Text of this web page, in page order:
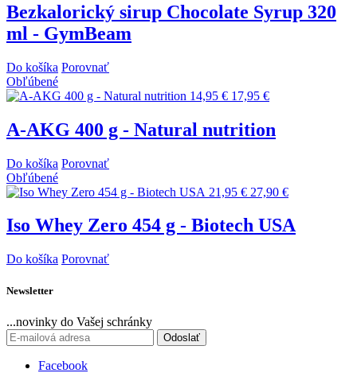
Bezkalorický sirup Chocolate Syrup 320
ml - GymBeam
Do košíka Porovnať
Obľúbené
14,95 € 17,95 €
A-AKG 400 g - Natural nutrition
Do košíka Porovnať
Obľúbené
21,95 € 27,90 €
Iso Whey Zero 454 g - Biotech USA
Do košíka Porovnať
Newsletter
...novinky do Vašej schránky
Odoslať
Facebook